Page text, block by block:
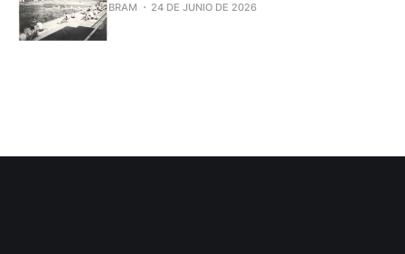
BRAM 24 DE JUNIO DE 2026